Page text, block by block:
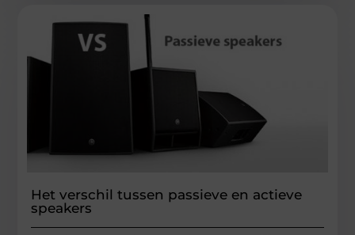
Het verschil tussen passieve en actieve
speakers